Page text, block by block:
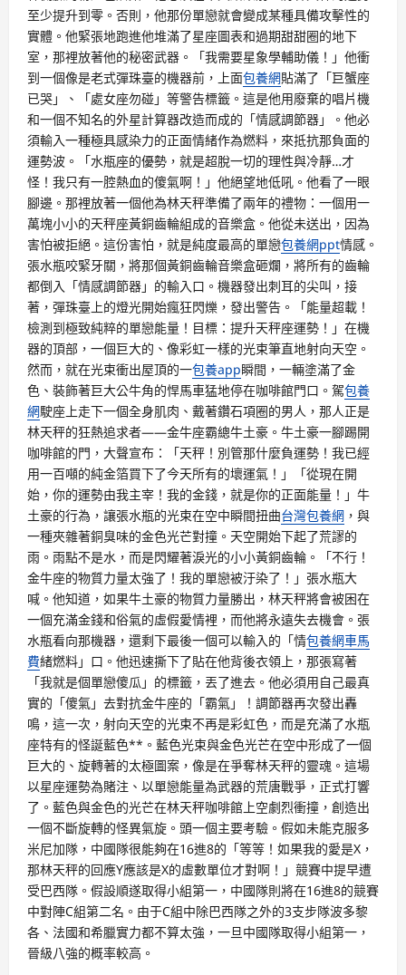
至少提升到零。否則，他那份單戀就會變成某種具備攻擊性的
實體。他緊張地跑進他堆滿了星座圖表和過期甜甜圈的地下
室，那裡放著他的秘密武器。「我需要星象學輔助儀！」他衝
到一個像是老式彈珠臺的機器前，上面包養網貼滿了「巨蟹座
已哭」、「處女座勿碰」等警告標籤。這是他用廢棄的唱片機
和一個不知名的外星計算器改造而成的「情感調節器」。他必
須輸入一種極具感染力的正面情緒作為燃料，來抵抗那負面的
運勢波。「水瓶座的優勢，就是超脫一切的理性與冷靜…才
怪！我只有一腔熱血的傻氣啊！」他絕望地低吼。他看了一眼
腳邊。那裡放著一個他為林天秤準備了兩年的禮物：一個用一
萬塊小小的天秤座黃銅齒輪組成的音樂盒。他從未送出，因為
害怕被拒絕。這份害怕，就是純度最高的單戀包養網ppt情感。
張水瓶咬緊牙關，將那個黃銅齒輪音樂盒砸爛，將所有的齒輪
都倒入「情感調節器」的輸入口。機器發出刺耳的尖叫，接
著，彈珠臺上的燈光開始瘋狂閃爍，發出警告。「能量超載！
檢測到極致純粹的單戀能量！目標：提升天秤座運勢！」在機
器的頂部，一個巨大的、像彩虹一樣的光束筆直地射向天空。
然而，就在光束衝出屋頂的一包養app瞬間，一輛塗滿了金
色、裝飾著巨大公牛角的悍馬車猛地停在咖啡館門口。駕包養
網駛座上走下一個全身肌肉、戴著鑽石項圈的男人，那人正是
林天秤的狂熱追求者——金牛座霸總牛土豪。牛土豪一腳踢開
咖啡館的門，大聲宣布：「天秤！別管那什麼負運勢！我已經
用一百噸的純金箔買下了今天所有的壞運氣！」「從現在開
始，你的運勢由我主宰！我的金錢，就是你的正面能量！」牛
土豪的行為，讓張水瓶的光束在空中瞬間扭曲台灣包養網 ，與
一種夾雜著銅臭味的金色光芒對撞。天空開始下起了荒謬的
雨。雨點不是水，而是閃耀著淚光的小小黃銅齒輪。「不行！
金牛座的物質力量太強了！我的單戀被汙染了！」張水瓶大
喊。他知道，如果牛土豪的物質力量勝出，林天秤將會被困在
一個充滿金錢和俗氣的虛假愛情裡，而他將永遠失去機會。張
水瓶看向那機器，還剩下最後一個可以輸入的「情包養網車馬
費緒燃料」口。他迅速撕下了貼在他背後衣領上，那張寫著
「我就是個單戀傻瓜」的標籤，丟了進去。他必須用自己最真
實的「傻氣」去對抗金牛座的「霸氣」！調節器再次發出轟
鳴，這一次，射向天空的光束不再是彩虹色，而是充滿了水瓶
座特有的怪誕藍色**。藍色光束與金色光芒在空中形成了一個
巨大的、旋轉著的太極圖案，像是在爭奪林天秤的靈魂。這場
以星座運勢為賭注、以單戀能量為武器的荒唐戰爭，正式打響
了。藍色與金色的光芒在林天秤咖啡館上空劇烈衝撞，創造出
一個不斷旋轉的怪異氣旋。頭一個主要考驗。假如未能克服多
米尼加隊，中國隊很能夠在16進8的「等等！如果我的愛是X，
那林天秤的回應Y應該是X的虛數單位才對啊！」競賽中提早遭
受巴西隊。假設順遂取得小組第一，中國隊則將在16進8的競賽
中對陣C組第二名。由于C組中除巴西隊之外的3支步隊波多黎
各、法國和希臘實力都不算太強，一旦中國隊取得小組第一，
晉級八強的概率較高。